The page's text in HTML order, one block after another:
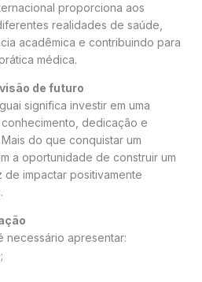
proporciona aos
realidades de saúde,
acadêmica e contribuindo para
médica.
de futuro
significa investir em uma
dedicação e
do que conquistar um
a oportunidade de construir um
impactar positivamente
necessário apresentar: